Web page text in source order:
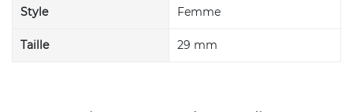
Style Femme
Taille 29 mm